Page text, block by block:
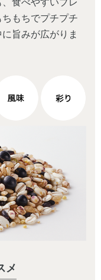
もちでプチプチ
旨みが広がりま
メ